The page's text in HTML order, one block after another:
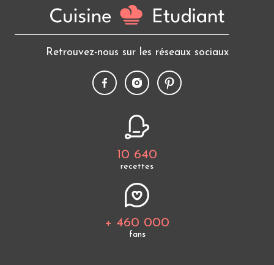
Retrouvez-nous sur les réseaux sociaux
10 640
recettes
+ 460 000
fans